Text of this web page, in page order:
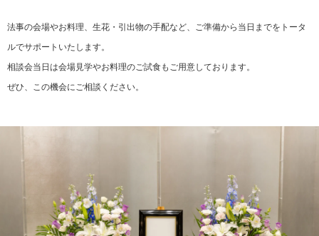
法事の会場やお料理、生花・引出物の手配など、ご準備から当日までをトータ
ルでサポートいたします。
相談会当日は会場見学やお料理のご試食もご用意しております。
ぜひ、この機会にご相談ください。